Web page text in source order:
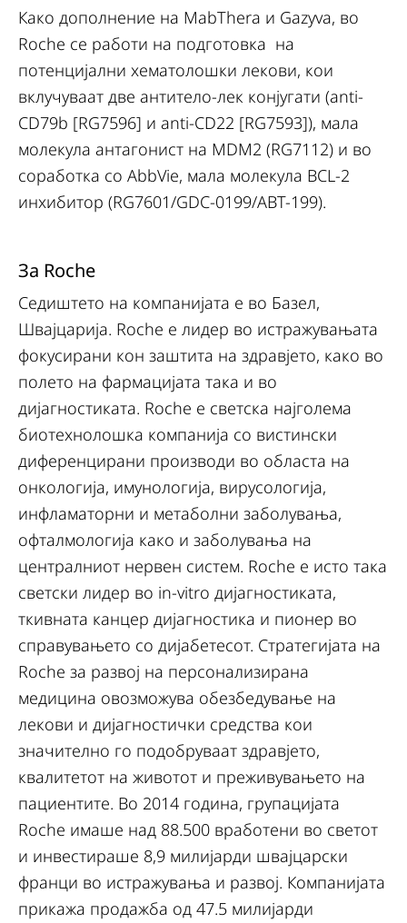
Како дополнение на MabThera и Gazyva, во
Roche се работи на подготовка на
потенцијални хематолошки лекови, кои
вклучуваат две антитело-лек конјугати (anti-
CD79b [RG7596] и anti-CD22 [RG7593]), мала
молекула антагонист на MDM2 (RG7112) и во
соработка со AbbVie, мала молекула BCL-2
инхибитор (RG7601/GDC-0199/ABT-199).
За Roche
Седиштето на компанијата е во Базел,
Швајцарија. Roche е лидер во истражувањата
фокусирани кон заштита на здравјето, како во
полето на фармацијата така и во
дијагностиката. Roche е светска најголема
биотехнолошка компанија со вистински
диференцирани производи во областа на
онкологија, имунологија, вирусологија,
инфламаторни и метаболни заболувања,
офталмологија како и заболувања на
централниот нервен систем. Roche е исто така
светски лидер во in-vitro дијагностиката,
ткивната канцер дијагностика и пионер во
справувањето со дијабетесот. Стратегијата на
Roche за развој на персонализирана
медицина овозможува обезбедување на
лекови и дијагностички средства кои
значително го подобруваат здравјето,
квалитетот на животот и преживувањето на
пациентите. Во 2014 година, групацијата
Roche имаше над 88.500 вработени во светот
и инвестираше 8,9 милијарди швајцарски
франци во истражувања и развој. Компанијата
прикажа продажба од 47.5 милијарди